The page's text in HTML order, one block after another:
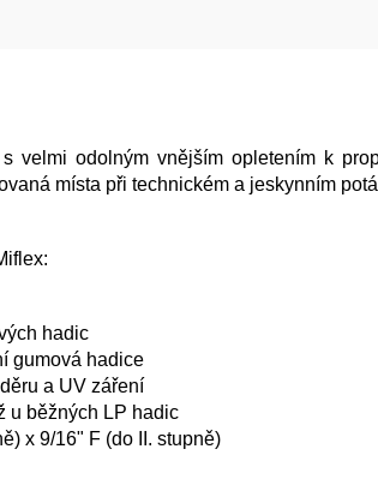
velmi odolným vnějším opletením k
místa při technickém a jeskynním
hadic
gumová hadice
a UV záření
u běžných LP hadic
x 9/16" F (do II. stupně)